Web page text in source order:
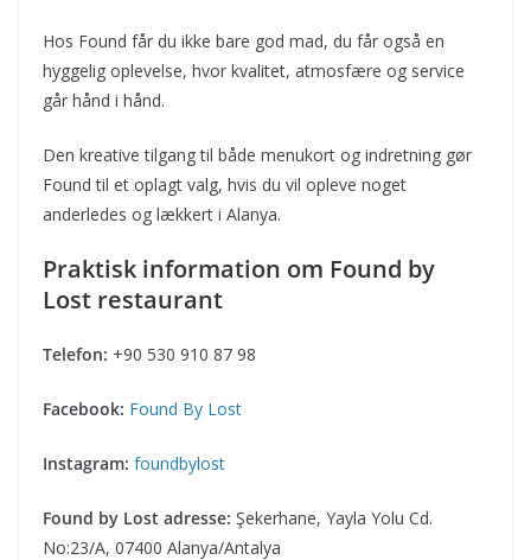
Hos Found får du ikke bare god mad, du får også en
hyggelig oplevelse, hvor kvalitet, atmosfære og service
går hånd i hånd.
Den kreative tilgang til både menukort og indretning gør
Found til et oplagt valg, hvis du vil opleve noget
anderledes og lækkert i Alanya.
Praktisk information om Found by
Lost restaurant
Telefon: +90 530 910 87 98
Facebook: Found By Lost
Instagram: foundbylost
Found by Lost adresse: Şekerhane, Yayla Yolu Cd.
No:23/A, 07400 Alanya/Antalya